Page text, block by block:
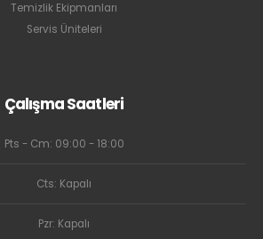
Temizlik Ekipmanları
Servis Üniteleri
Çalışma Saatleri
Pts - Cm: 09:00 - 18:00
Cts: Kapalı
Pzr: Kapalı